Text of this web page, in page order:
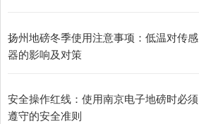
扬州地磅冬季使用注意事项：低温对传感
器的影响及对策
安全操作红线：使用南京电子地磅时必须
遵守的安全准则